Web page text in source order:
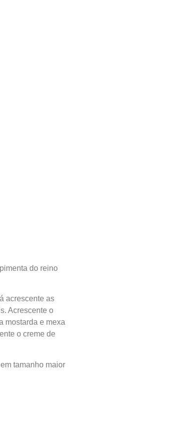
do reino
acrescente as
Acrescente o
mostarda e mexa
o creme de
tamanho maior